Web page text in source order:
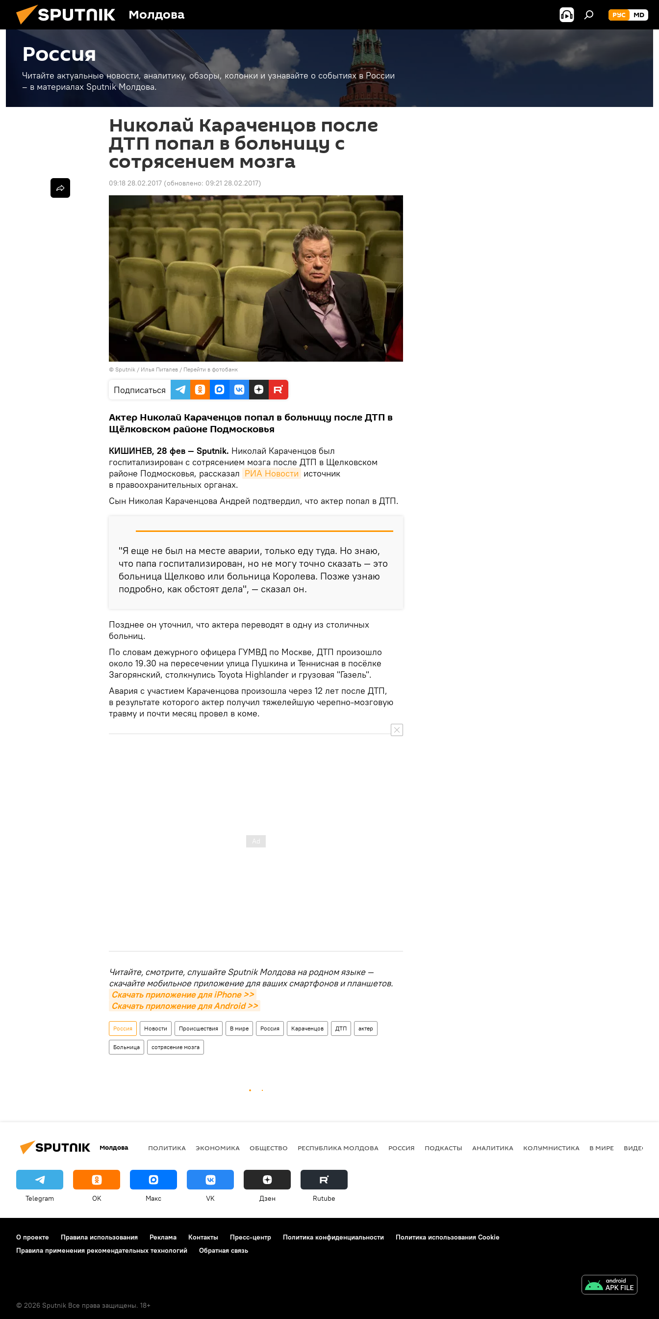
Молдова РУС MD
Россия
Читайте актуальные новости, аналитику, обзоры, колонки и узнавайте о событиях в России
– в материалах Sputnik Молдова.
Николай Караченцов после
ДТП попал в больницу с
сотрясением мозга
09:18 28.02.2017 (обновлено: 09:21 28.02.2017)
© Sputnik / Илья Питалев / Перейти в фотобанк
Подписаться
Актер Николай Караченцов попал в больницу после ДТП в
Щёлковском районе Подмосковья
КИШИНЕВ, 28 фев — Sputnik. Николай Караченцов был
госпитализирован c сотрясением мозга после ДТП в Щелковском
районе Подмосковья, рассказал РИА Новости источник
в правоохранительных органах.
Сын Николая Караченцова Андрей подтвердил, что актер попал в ДТП.
"Я еще не был на месте аварии, только еду туда. Но знаю,
что папа госпитализирован, но не могу точно сказать — это
больница Щелково или больница Королева. Позже узнаю
подробно, как обстоят дела", — сказал он.
Позднее он уточнил, что актера переводят в одну из столичных
больниц.
По словам дежурного офицера ГУМВД по Москве, ДТП произошло
около 19.30 на пересечении улица Пушкина и Теннисная в посёлке
Загорянский, столкнулись Toyota Highlander и грузовая "Газель".
Авария с участием Караченцова произошла через 12 лет после ДТП,
в результате которого актер получил тяжелейшую черепно-мозговую
травму и почти месяц провел в коме.
Читайте, смотрите, слушайте Sputnik Молдова на родном языке —
скачайте мобильное приложение для ваших смартфонов и планшетов.
Скачать приложение для iPhone >>
Скачать приложение для Android >>
Россия Новости Происшествия В мире Россия Караченцов ДТП актер
Больница сотрясение мозга
Молдова ПОЛИТИКА ЭКОНОМИКА ОБЩЕСТВО РЕСПУБЛИКА МОЛДОВА РОССИЯ ПОДКАСТЫ АНАЛИТИКА КОЛУМНИСТИКА В МИРЕ ВИДЕО
Telegram OK Макс VK Дзен Rutube
О проекте Правила использования Реклама Контакты Пресс-центр Политика конфиденциальности
Политика использования Cookie
Правила применения рекомендательных технологий
Обратная связь
© 2026 Sputnik Все права защищены. 18+